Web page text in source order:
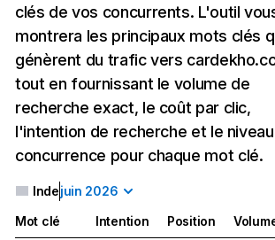
clés de vos concurrents. L'outil
montrera les principaux mots clés
génèrent du trafic vers
tout en fournissant le volume de
recherche exact, le coût par clic,
l'intention de recherche et le
concurrence pour chaque mot clé.
Indejuin 2026
Mot clé Intention Position